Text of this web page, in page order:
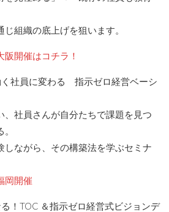
組織の底上げを狙います。
阪開催はコチラ！
社員に変わる 指示ゼロ経営ベーシ
、社員さんが自分たちで課題を見つ
しながら、その構築法を学ぶセミナ
岡開催
！TOC ＆指示ゼロ経営式ビジョンデ